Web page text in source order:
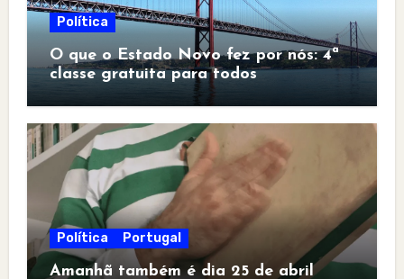
Política
O que o Estado Novo fez por nós: 4ª
classe gratuita para todos
Política Portugal
Amanhã também é dia 25 de abril